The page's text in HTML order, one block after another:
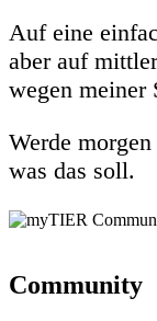
Auf eine
aber auf
wegen meiner
Werde
was das soll.
Community